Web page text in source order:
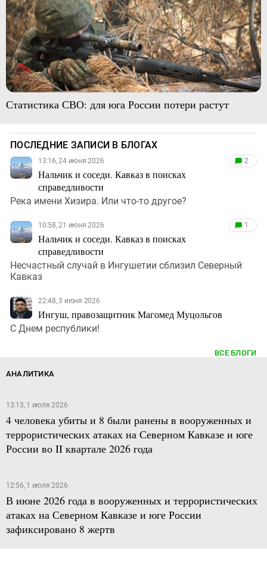
Статистика СВО: для юга России потери растут
ПОСЛЕДНИЕ ЗАПИСИ В БЛОГАХ
13:16, 24 июня 2026
Нальчик и соседи. Кавказ в поисках
справедливости
2
Река имени Хизира. Или что-то другое?
10:58, 21 июня 2026
Нальчик и соседи. Кавказ в поисках
справедливости
1
Несчастный случай в Ингушетии сблизил Северный
Кавказ
22:48, 3 июня 2026
Ингуш, правозащитник Магомед Муцольгов
С Днем республики!
ВСЕ БЛОГИ
АНАЛИТИКА
13:13, 1 июля 2026
4 человека убиты и 8 были ранены в вооруженных и
террористических атаках на Северном Кавказе и юге
России во II квартале 2026 года
12:56, 1 июля 2026
В июне 2026 года в вооруженных и террористических
атаках на Северном Кавказе и юге России
зафиксировано 8 жертв